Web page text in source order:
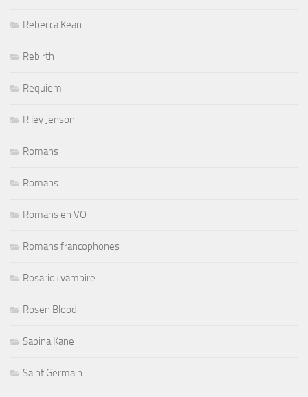
Rebecca Kean
Rebirth
Requiem
Riley Jenson
Romans
Romans
Romans en VO
Romans francophones
Rosario+vampire
Rosen Blood
Sabina Kane
Saint Germain